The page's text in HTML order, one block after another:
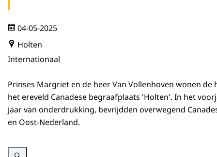
04-05-2025
Holten
Internationaal
Prinses Margriet en de heer Van Vollenhoven wonen de
het ereveld Canadese begraafplaats 'Holten'. In het
jaar van onderdrukking, bevrijdden overwegend
en Oost-Nederland.
Vergroot afbeelding Prinses Margriet en prof. mr. Pieter van Vollenhoven